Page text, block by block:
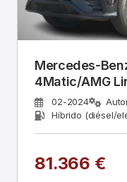
Mercedes-
4Matic/AMG
02-2024
Híbrido (diésel/
81.366 €